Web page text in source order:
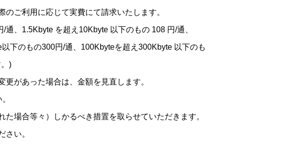
ご利用に応じて実費にて請求いたします。
、1.5Kbyte を超え10Kbyte 以下のもの 108 円/通、
下のもの300円/通、100Kbyteを超え300Kbyte 以下のも
)
があった場合は、金額を見直します。
場合等々）しかるべき措置を取らせていただきます。
さい。